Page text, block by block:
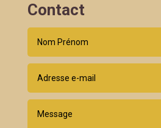
Contact